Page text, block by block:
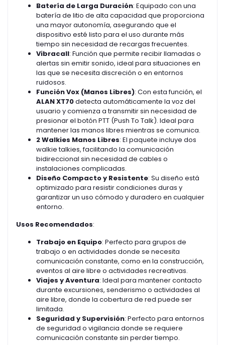
Batería de Larga Duración: Equipado con una
batería de litio de alta capacidad que proporciona
una mayor autonomía, asegurando que el
dispositivo esté listo para el uso durante más
tiempo sin necesidad de recargas frecuentes.
Vibracall: Función que permite recibir llamadas o
alertas sin emitir sonido, ideal para situaciones en
las que se necesita discreción o en entornos
ruidosos.
Función Vox (Manos Libres): Con esta función, el
ALAN XT70detecta automáticamente la voz del
usuario y comienza a transmitir sin necesidad de
presionar el botón PTT (Push To Talk). Ideal para
mantener las manos libres mientras se comunica.
2 Walkies Manos Libres: El paquete incluye dos
walkie talkies, facilitando la comunicación
bidireccional sin necesidad de cables o
instalaciones complicadas.
Diseño Compacto y Resistente: Su diseño está
optimizado para resistir condiciones duras y
garantizar un uso cómodo y duradero en cualquier
entorno.
Usos Recomendados:
Trabajo en Equipo: Perfecto para grupos de
trabajo o en actividades donde se necesita
comunicación constante, como en la construcción,
eventos al aire libre o actividades recreativas.
Viajes y Aventura: Ideal para mantener contacto
durante excursiones, senderismo o actividades al
aire libre, donde la cobertura de red puede ser
limitada.
Seguridad y Supervisión: Perfecto para entornos
de seguridad o vigilancia donde se requiere
comunicación constante sin perder tiempo.